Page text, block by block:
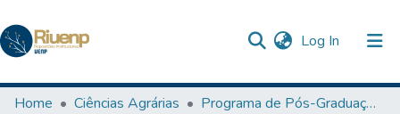
Log In (current)
Communities & Collections
Home Ciências Agrárias
Programa de Pós-Graduação em Agronomia